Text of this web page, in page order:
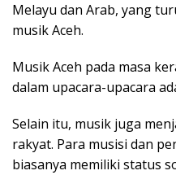
Melayu dan Arab, yang
musik Aceh.
Musik Aceh pada masa
dalam upacara-upacara
Selain itu, musik juga
rakyat. Para musisi dan
biasanya memiliki status